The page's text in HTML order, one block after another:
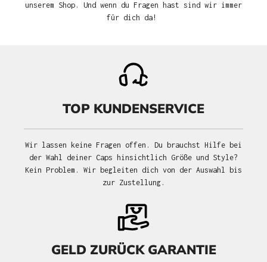
unserem Shop. Und wenn du Fragen hast sind wir immer
für dich da!
TOP KUNDENSERVICE
Wir lassen keine Fragen offen. Du brauchst Hilfe bei
der Wahl deiner Caps hinsichtlich Größe und Style?
Kein Problem. Wir begleiten dich von der Auswahl bis
zur Zustellung.
GELD ZURÜCK GARANTIE